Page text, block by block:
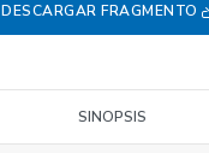
DESCARGAR FRAGMENTO
SINOPSIS